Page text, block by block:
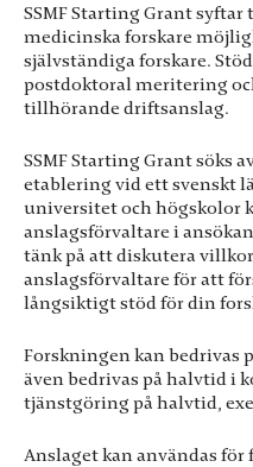
SSMF Starting Grant
medicinska forskare
självständiga forskare.
postdoktoral meritering
tillhörande driftsanslag.
SSMF Starting Grant söks
etablering vid ett svenskt
universitet och högskolor
anslagsförvaltare i
tänk på att diskutera
anslagsförvaltare för att
långsiktigt stöd för din
Forskningen kan bedrivas
även bedrivas på halvtid i
tjänstgöring på halvtid,
Anslaget kan användas
Nödvändiga
Dessa kakor
går inte att
välja bort. De
behövs för
att hemsidan
över huvud
fungera.
För att vi ska